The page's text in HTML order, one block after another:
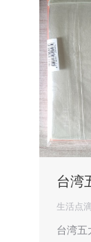
台湾
生活点滴
台湾五